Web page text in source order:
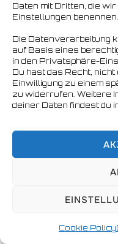
Daten mit Dritten, die
Einstellungen benennen.
Die Datenverarbeitung
auf Basis eines
in den Privatsphäre-
Du hast das Recht,
Einwilligung zu einem
zu widerrufen. Weitere
deiner Daten findest du
Cookie Policy